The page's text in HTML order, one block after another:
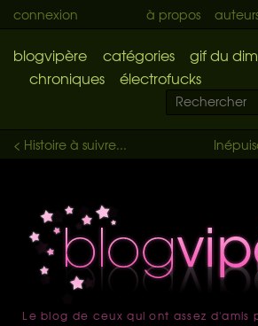
connexion à propos
blogvipère catégories
gif du
chroniques
électrofucks
< Histoire à suivre...
accueil
Le blog de ceux qui ont assez d'amis